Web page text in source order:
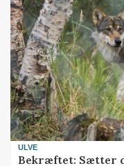
ULVE
Bekræftet: Sætter